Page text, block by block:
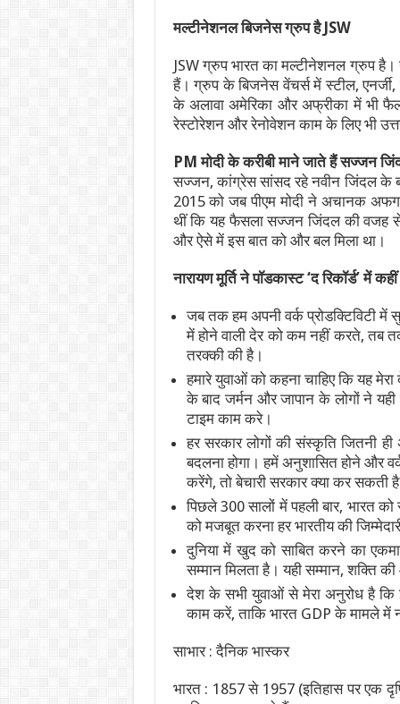
मल्टीनेशनल बिजनेस ग्रुप हैJSW
JSW ग्रुप भारत का मल्टीनेशनल ग्रुप
हैं। ग्रुप के बिजनेस वेंचर्स में स्टील,
के अलावा अमेरिका और अफ्रीका में भी
रेस्टोरेशन और रेनोवेशन काम के लिए भी
PM मोदी के करीबी माने जाते हैं सज्जन
सज्जन, कांग्रेस सांसद रहे नवीन जिंदल के
2015 को जब पीएम मोदी ने अचानक
थीं कि यह फैसला सज्‍जन जिंदल की वजह से
और ऐसे में इस बात को और बल मिला था।
नारायण मूर्ति ने पॉडकास्ट‘द रिकॉर्ड’ में
जब तक हम अपनी वर्क प्रोडक्टिविटी
में होने वाली देर को कम नहीं करते, तब
तरक्की की है।
हमारे युवाओं को कहना चाहिए कि यह
के बाद जर्मन और जापान के लोगों ने यही
टाइम काम करे।
हर सरकार लोगों की संस्कृति जितनी
बदलना होगा। हमें अनुशासित होने और
करेंगे, तो बेचारी सरकार क्या कर सकती
पिछले 300 सालों में पहली बार, भारत
को मजबूत करना हर भारतीय की
दुनिया में खुद को साबित करने का
सम्मान मिलता है। यही सम्मान, शक्ति
देश के सभी युवाओं से मेरा अनुरोध है
काम करें, ताकि भारत GDP के मामले में
साभार : दैनिक भास्कर
भारत : 1857 से 1957 (इतिहास पर एक